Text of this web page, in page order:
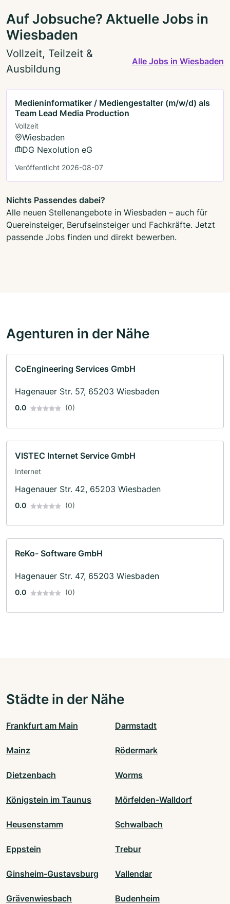
Auf Jobsuche? Aktuelle Jobs in
Wiesbaden
Vollzeit, Teilzeit &
Ausbildung
Alle Jobs in Wiesbaden
Medieninformatiker / Mediengestalter (m/w/d) als
Team Lead Media Production
Vollzeit
Wiesbaden
DG Nexolution eG
Veröffentlicht 2026-08-07
Nichts Passendes dabei?
Alle neuen Stellenangebote in Wiesbaden – auch für
Quereinsteiger, Berufseinsteiger und Fachkräfte. Jetzt
passende Jobs finden und direkt bewerben.
Agenturen in der Nähe
CoEngineering Services GmbH
Hagenauer Str. 57, 65203 Wiesbaden
0.0 (0)
VISTEC Internet Service GmbH
Internet
Hagenauer Str. 42, 65203 Wiesbaden
0.0 (0)
ReKo- Software GmbH
Hagenauer Str. 47, 65203 Wiesbaden
0.0 (0)
Städte in der Nähe
Frankfurt am Main Darmstadt
Mainz Rödermark
Dietzenbach Worms
Königstein im Taunus Mörfelden-Walldorf
Heusenstamm Schwalbach
Eppstein Trebur
Ginsheim-Gustavsburg Vallendar
Grävenwiesbach Budenheim